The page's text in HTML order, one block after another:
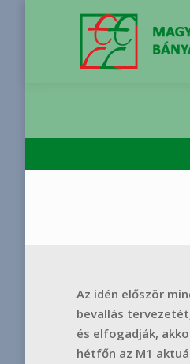
Az idén először
bevallás
és elfogadják,
hétfőn az M1